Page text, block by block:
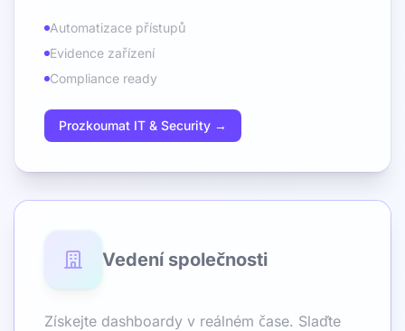
Automatizace přístupů
Evidence zařízení
Compliance ready
Prozkoumat IT & Security →
Vedení společnosti
Získejte dashboardy v reálném čase. Slaďte